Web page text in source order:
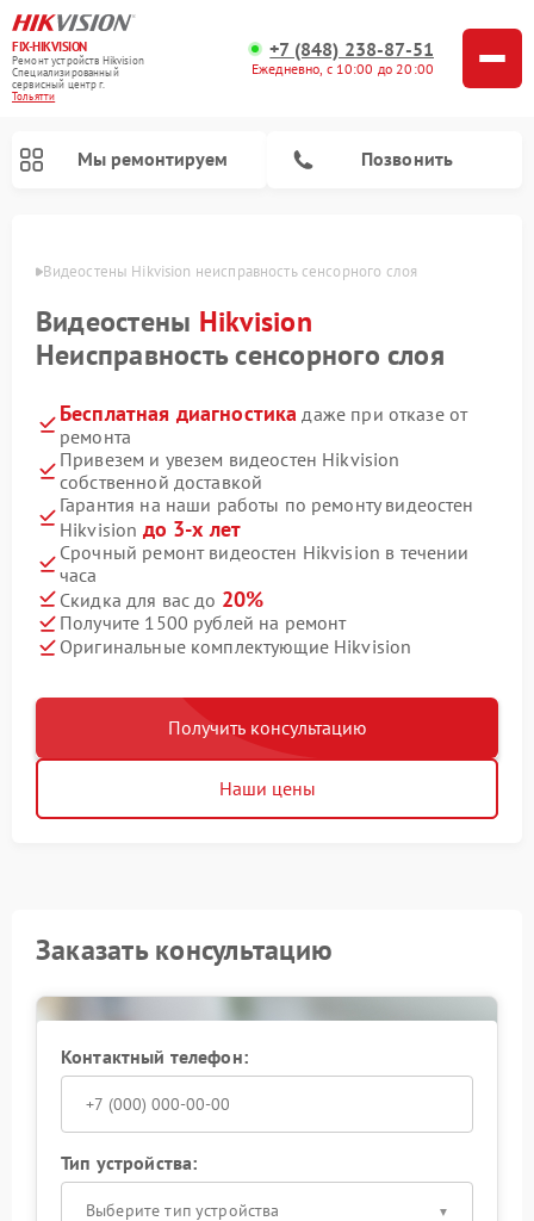
FIX-HIKVISION
Ремонт устройств Hikvision
Специализированный
cервисный центр г.
Тольятти
+7 (848) 238-87-51
Ежедневно, с 10:00 до 20:00
Мы ремонтируем Позвонить
Видеостены Hikvision неисправность сенсорного слоя
Видеостены Hikvision
Неисправность сенсорного слоя
Бесплатная диагностика даже при отказе от
ремонта
Привезем и увезем видеостен Hikvision
собственной доставкой
Гарантия на наши работы по ремонту видеостен
Hikvision до 3-х лет
Срочный ремонт видеостен Hikvision в течении
часа
Скидка для вас до 20%
Получите 1500 рублей на ремонт
Оригинальные комплектующие Hikvision
Получить консультацию
Наши цены
Заказать консультацию
Контактный телефон:
Тип устройства:
Выберите тип устройства